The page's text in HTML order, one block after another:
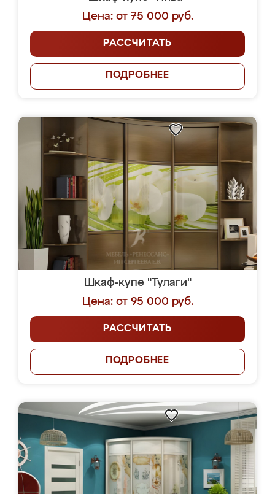
Цена: от 75 000 руб.
РАССЧИТАТЬ
ПОДРОБНЕЕ
Шкаф-купе "Тулаги"
Цена: от 95 000 руб.
РАССЧИТАТЬ
ПОДРОБНЕЕ